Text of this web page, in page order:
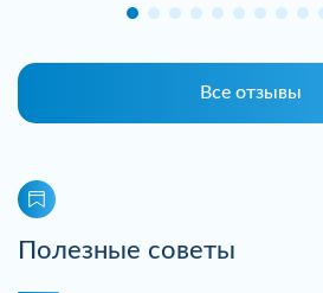
Все отзывы
Полезные советы